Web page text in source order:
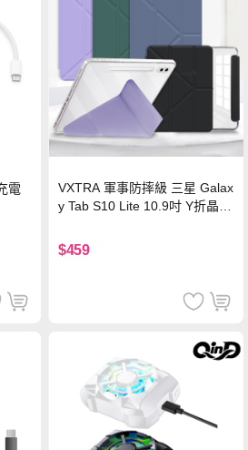
電
VXTRA 軍事防摔級 三星 Galax
y Tab S10 Lite 10.9吋 Y折晶透
$459